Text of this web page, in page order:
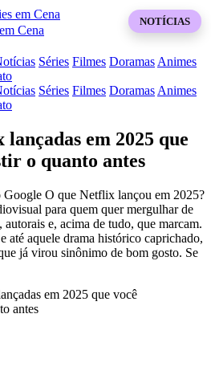
Séries Filmes Doramas Animes
Séries Filmes Doramas Animes
em 2025 que
o quanto antes
Google O que Netflix lançou em 2025?
para quem quer mergulhar de
autorais e, acima de tudo, que marcam.
até aquele drama histórico caprichado,
já virou sinônimo de bom gosto. Se
NOTÍCIAS